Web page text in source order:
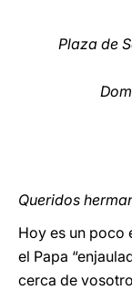
Plaza de
Queridos
Hoy es un poco
el Papa
cerca de